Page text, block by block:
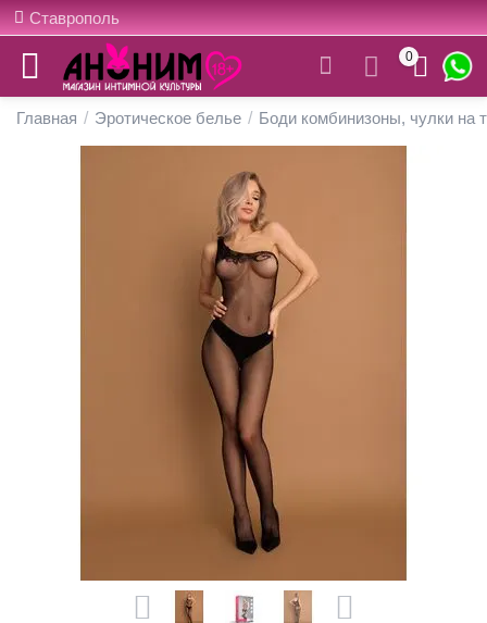
Ставрополь
0
Главная / Эротическое белье / Боди комбинизоны, чулки на